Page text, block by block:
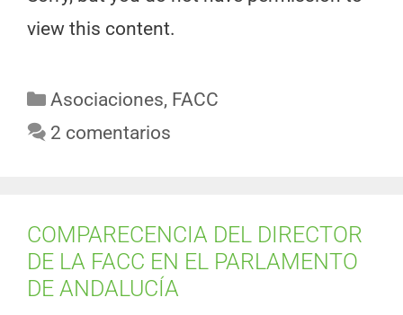
view this content.
Asociaciones, FACC
2 comentarios
COMPARECENCIA DEL DIRECTOR
DE LA FACC EN EL PARLAMENTO
DE ANDALUCÍA